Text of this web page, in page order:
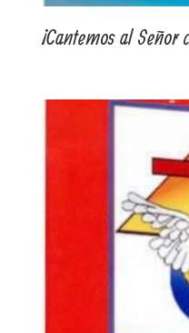
¡Cantemos al Señor